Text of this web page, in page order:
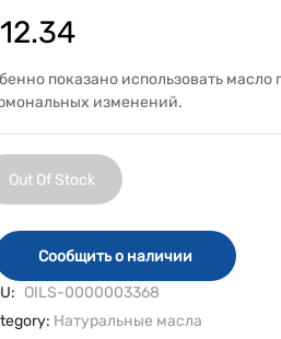
12.34
показано использовать
изменений.
Out Of Stock
Сообщить о наличии
OILS-0000003368
Натуральные масла